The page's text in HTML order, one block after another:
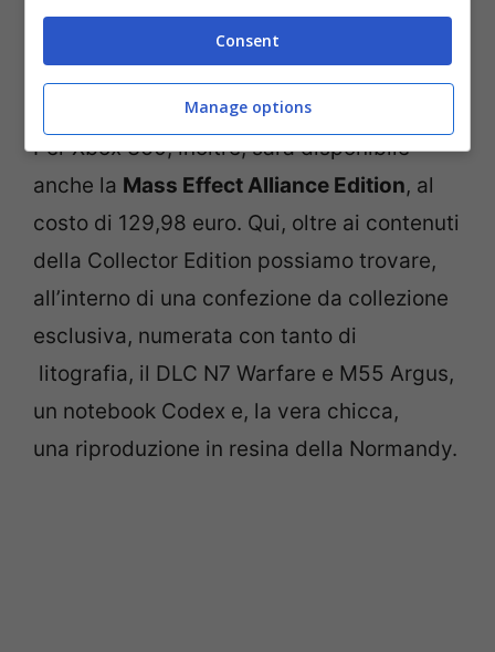
Per Xbox 360, inoltre, sarà disponibile
anche la Mass Effect Alliance Edition, al
costo di 129,98 euro. Qui, oltre ai contenuti
della Collector Edition possiamo trovare,
all’interno di una confezione da collezione
esclusiva, numerata con tanto di
litografia, il DLC N7 Warfare e M55 Argus,
un notebook Codex e, la vera chicca,
una riproduzione in resina della Normandy.
Consent
Manage options